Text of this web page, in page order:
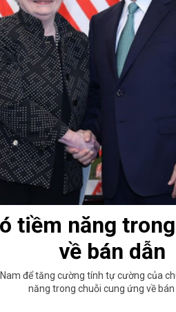
tiềm năng
về bán dẫn
Nam để tăng cường tính tự cường của
năng trong chuỗi cung ứng về bán